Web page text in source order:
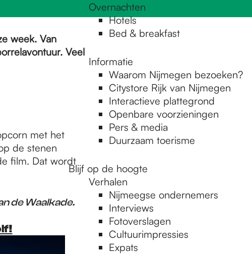
Overnachten
Hotels
Bed & breakfast
Informatie
Waarom Nijmegen bezoeken?
Citystore Rijk van Nijmegen
Interactieve plattegrond
Openbare voorzieningen
Pers & media
Duurzaam toerisme
Blijf op de hoogte
Verhalen
Nijmeegse ondernemers
Interviews
Fotoverslagen
Cultuurimpressies
Expats
week. Van
Veel
met het
de stenen
film. Dat wordt
de Waalkade.